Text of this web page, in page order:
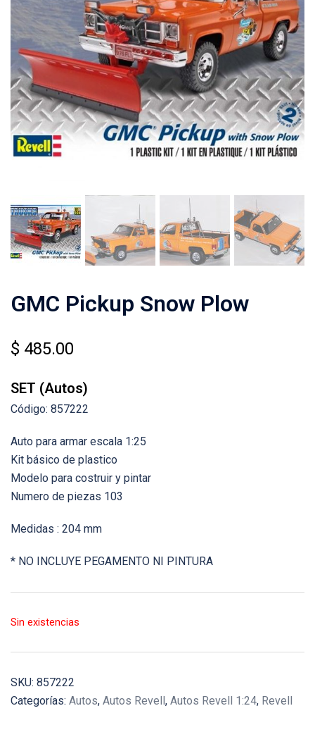
GMC Pickup Snow Plow
$ 485.00
SET (Autos)
Código: 857222
Auto para armar escala 1:25
Kit básico de plastico
Modelo para costruir y pintar
Numero de piezas 103
Medidas : 204 mm
* NO INCLUYE PEGAMENTO NI PINTURA
Sin existencias
SKU: 857222
Categorías: Autos, Autos Revell, Autos Revell 1:24, Revell